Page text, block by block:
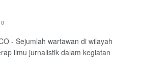
0
- Sejumlah wartawan di wilayah
ilmu jurnalistik dalam kegiatan